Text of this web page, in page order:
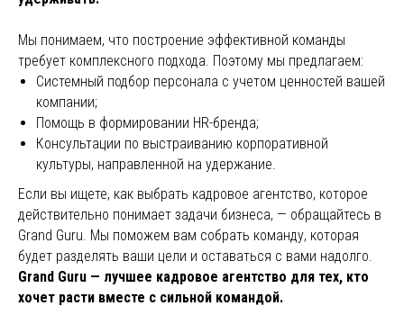
Мы понимаем, что построение эффективной команды
требует комплексного подхода. Поэтому мы предлагаем:
Системный подбор персонала с учетом ценностей вашей
компании;
Помощь в формировании HR-бренда;
Консультации по выстраиванию корпоративной
культуры, направленной на удержание.
Если вы ищете, как выбрать кадровое агентство, которое
действительно понимает задачи бизнеса, — обращайтесь в
Grand Guru. Мы поможем вам собрать команду, которая
будет разделять ваши цели и оставаться с вами надолго.
Grand Guru — лучшее кадровое агентство для тех, кто
хочет расти вместе с сильной командой.